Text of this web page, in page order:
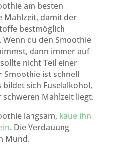
am besten
Mahlzeit, damit der
bestmöglich
du den Smoothie
dann immer auf
nicht Teil einer
Smoothie ist schnell
sich Fuselalkohol,
Mahlzeit liegt.
langsam, kaue ihn
. Die Verdauung
Mund.